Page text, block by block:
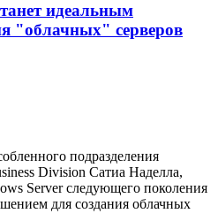
идеальным
"облачных" серверов
подразделения
Division Сатиа Наделла,
Server следующего поколения
для создания облачных